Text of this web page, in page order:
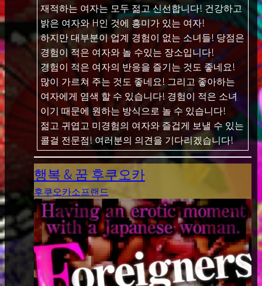
재적하는 여자는 모두 젊고 신선합니다! 건강하고
밝은 여자와 H인 것에 흥미가 있는 여자!
하지만 대부분이 업계 경험이 없는 소녀들! 당점은
경험이 적은 여자와 놀 수있는 장소입니다!
경험이 적은 여자의 반응을 즐기는 것도 좋네요!
많이 가르쳐 주는 것도 좋네요! 그리고 좋아하는
여자에게 염색 할 수 있습니다! 경험이 적은 소녀
이기 때문에 원하는 방식으로 놀 수 있습니다!
젊고 귀엽고 미경험의 여자와 즐겁게 보낼 수 있는
콜걸 전문점! 여러분의 의견을 기다리겠습니다!
행복 & 꿈 후쿠오카
후쿠오카소프랜드